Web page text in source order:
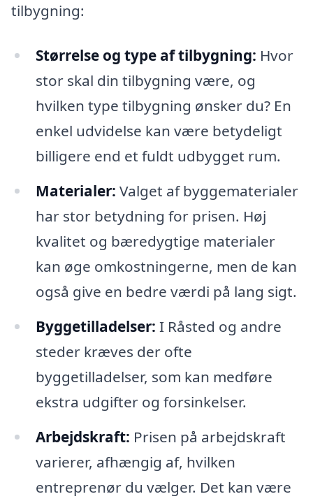
tilbygning:
Størrelse og type af tilbygning: Hvor
stor skal din tilbygning være, og
hvilken type tilbygning ønsker du? En
enkel udvidelse kan være betydeligt
billigere end et fuldt udbygget rum.
Materialer: Valget af byggematerialer
har stor betydning for prisen. Høj
kvalitet og bæredygtige materialer
kan øge omkostningerne, men de kan
også give en bedre værdi på lang sigt.
Byggetilladelser: I Råsted og andre
steder kræves der ofte
byggetilladelser, som kan medføre
ekstra udgifter og forsinkelser.
Arbejdskraft: Prisen på arbejdskraft
varierer, afhængig af, hvilken
entreprenør du vælger. Det kan være